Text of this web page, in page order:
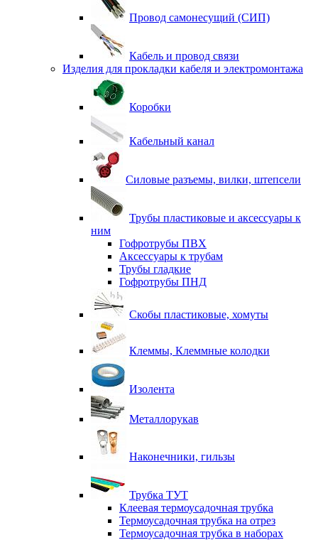
Провод самонесущий (СИП)
Кабель и провод связи
Изделия для прокладки кабеля и электромонтажа
Коробки
Кабельный канал
Силовые разъемы, вилки, штепсели
Трубы пластиковые и аксессуары к
ним
Гофротрубы ПВХ
Аксессуары к трубам
Трубы гладкие
Гофротрубы ПНД
Скобы пластиковые, хомуты
Клеммы, Клеммные колодки
Изолента
Металлорукав
Наконечники, гильзы
Трубка ТУТ
Клеевая термоусадочная трубка
Термоусадочная трубка на отрез
Термоусадочная трубка в наборах